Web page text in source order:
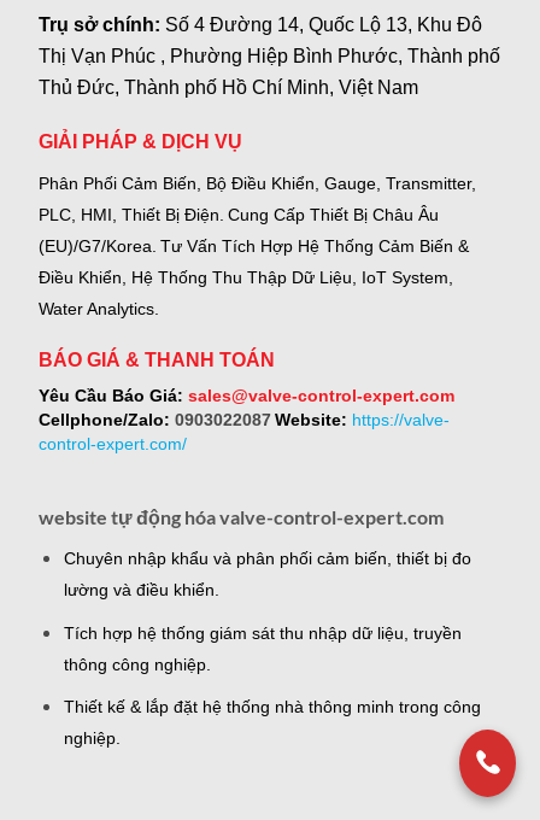
Trụ sở chính: Số 4 Đường 14, Quốc Lộ 13, Khu Đô
Thị Vạn Phúc , Phường Hiệp Bình Phước, Thành phố
Thủ Đức, Thành phố Hồ Chí Minh, Việt Nam
GIẢI PHÁP & DỊCH VỤ
Phân Phối Cảm Biến, Bộ Điều Khiển, Gauge, Transmitter,
PLC, HMI, Thiết Bị Điện. Cung Cấp Thiết Bị Châu Âu
(EU)/G7/Korea. Tư Vấn Tích Hợp Hệ Thống Cảm Biến &
Điều Khiển, Hệ Thống Thu Thập Dữ Liệu, IoT System,
Water Analytics.
BÁO GIÁ & THANH TOÁN
Yêu Cầu Báo Giá: sales@valve-control-expert.com
Cellphone/Zalo: 0903022087 Website: https://valve-
control-expert.com/
website tự động hóa valve-control-expert.com
Chuyên nhập khẩu và phân phối cảm biến, thiết bị đo
lường và điều khiển.
Tích hợp hệ thống giám sát thu nhập dữ liệu, truyền
thông công nghiệp.
Thiết kế & lắp đặt hệ thống nhà thông minh trong công
nghiệp.